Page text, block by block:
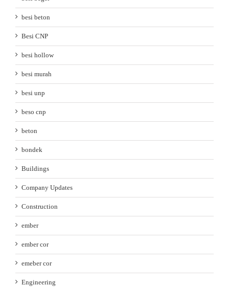
besi beton
Besi CNP
besi hollow
besi murah
besi unp
beso cnp
beton
bondek
Buildings
Company Updates
Construction
ember
ember cor
emeber cor
Engineering